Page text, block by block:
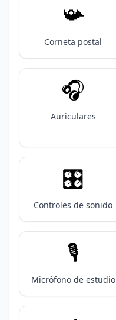
📯
Corneta postal
🎧️
Auriculares
🎛️
Controles de sonido
🎙️
Micrófono de estudio